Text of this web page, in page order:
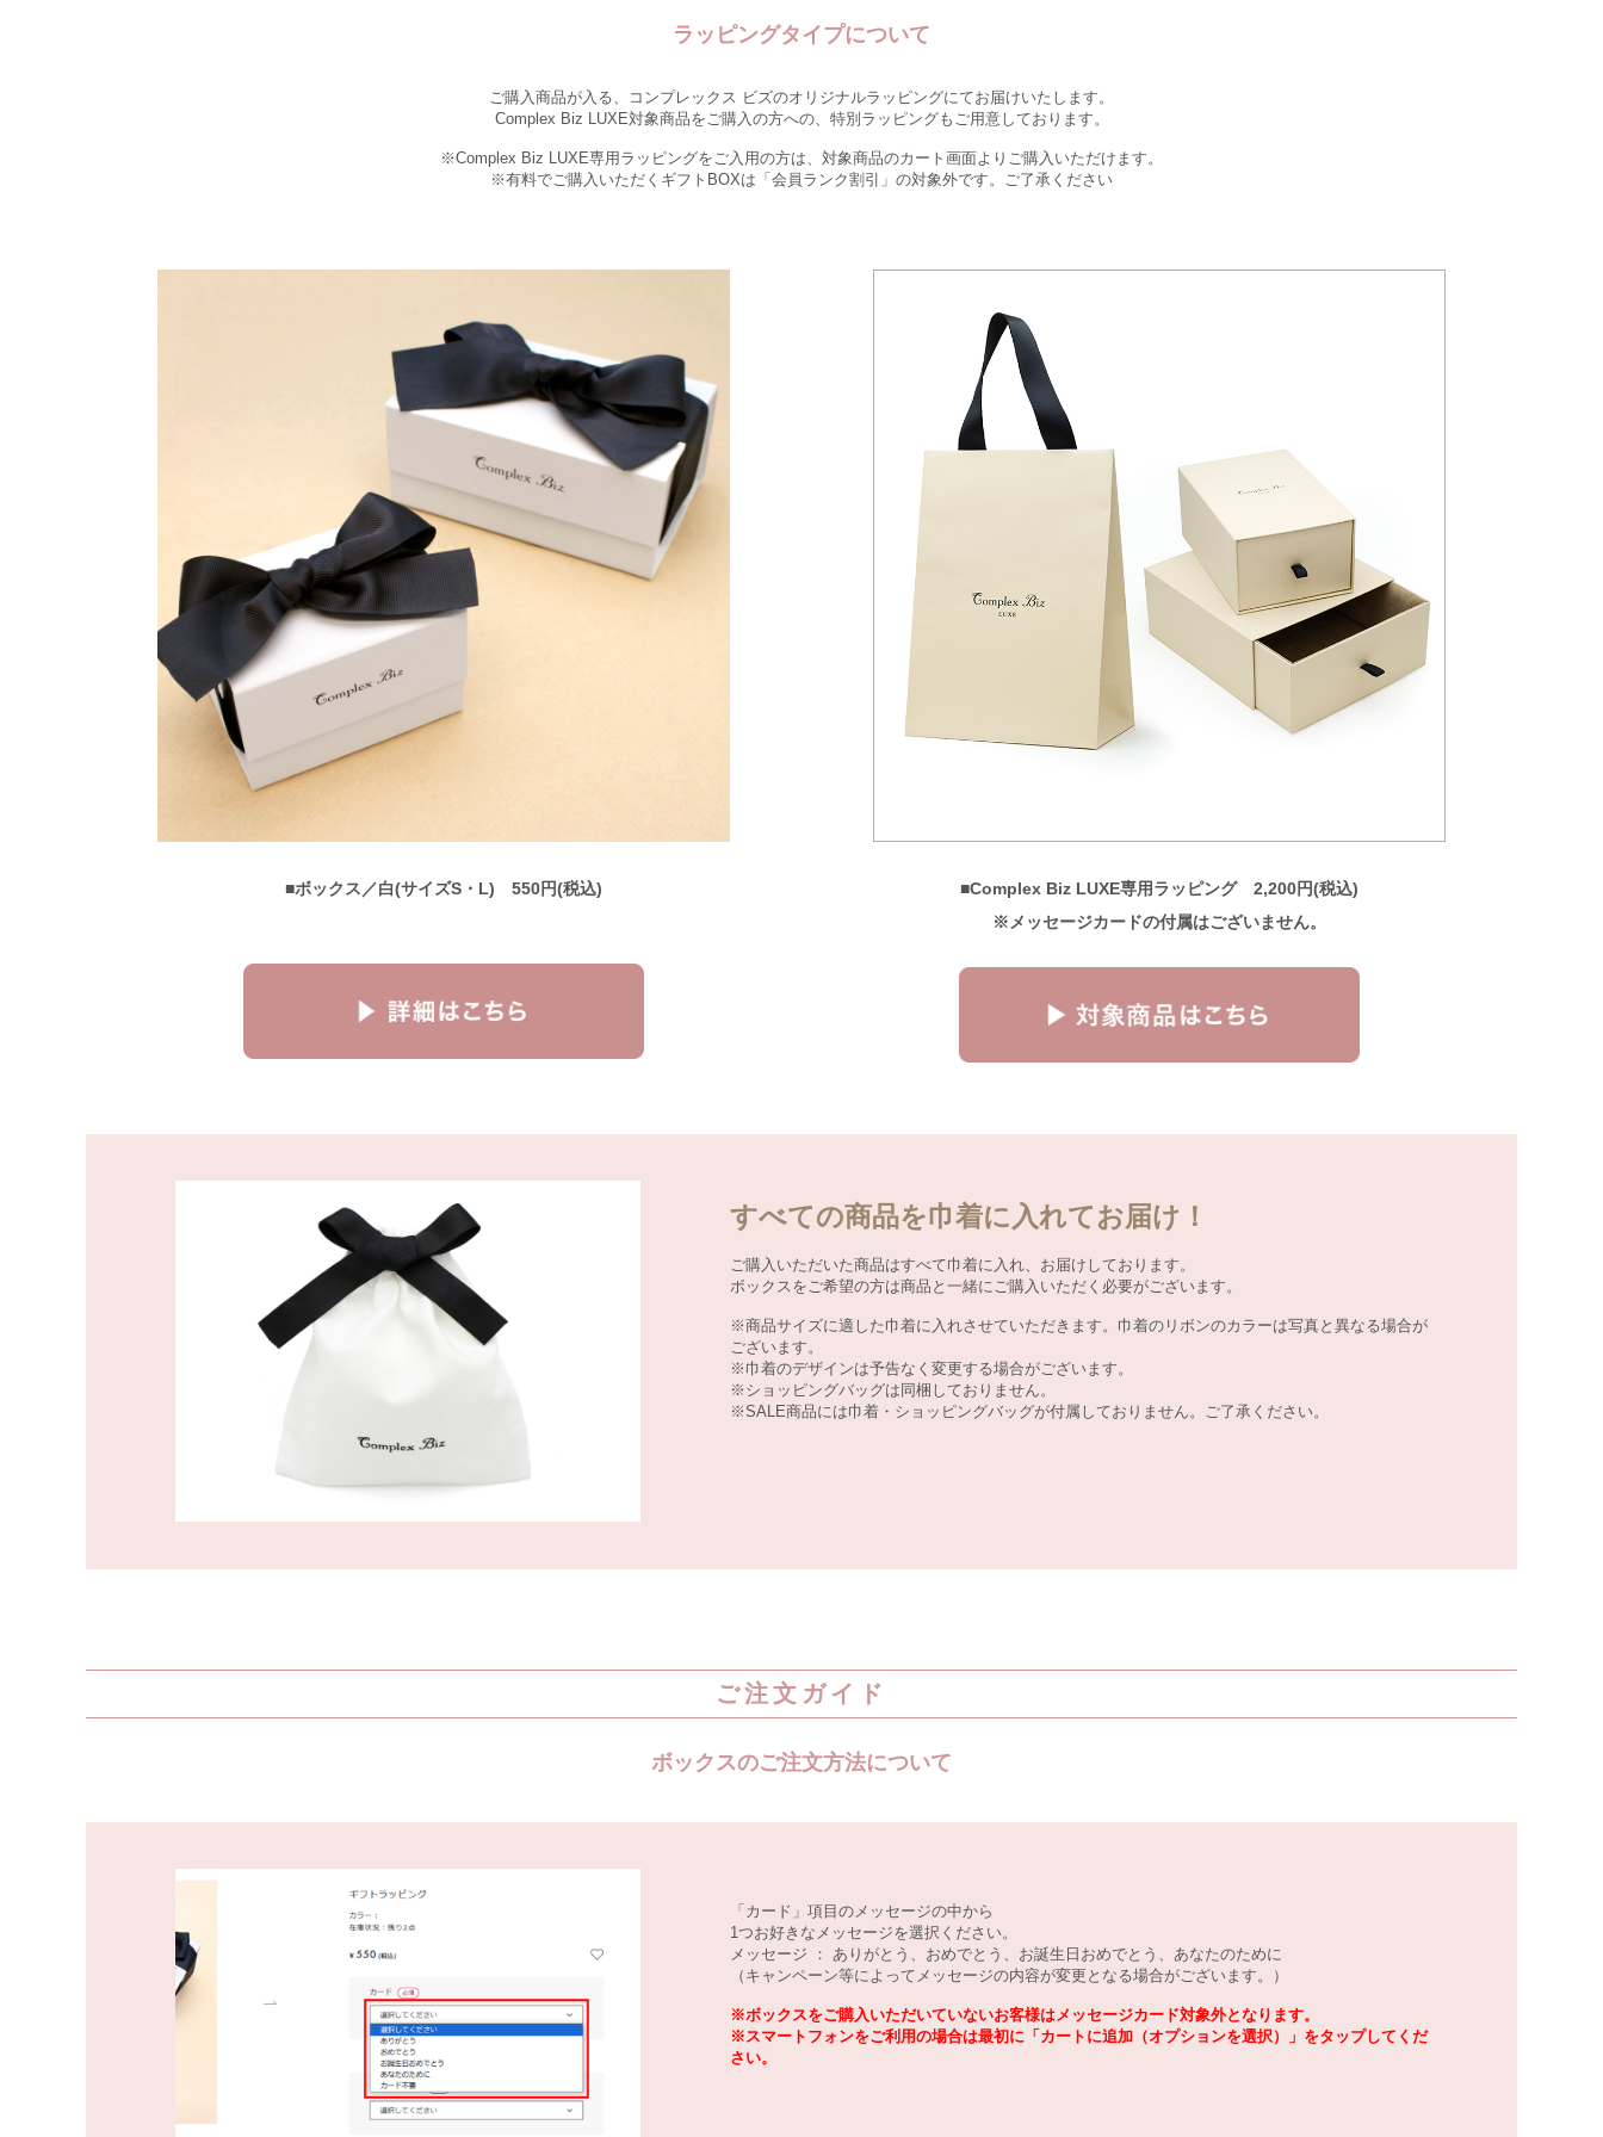
ラッピングタイプについて
ご購入商品が入る、コンプレックス ビズのオリジナルラッピングにてお届けいたします。
Complex Biz LUXE対象商品をご購入の方への、特別ラッピングもご用意しております。
※Complex Biz LUXE専用ラッピングをご入用の方は、対象商品のカート画面よりご購入いただけます。
※有料でご購入いただくギフトBOXは「会員ランク割引」の対象外です。ご了承ください
■ボックス／白(サイズS・L) 550円(税込)
■Complex Biz LUXE専用ラッピング 2,200円(税込)
※メッセージカードの付属はございません。
すべての商品を巾着に入れてお届け！
ご購入いただいた商品はすべて巾着に入れ、お届けしております。
ボックスをご希望の方は商品と一緒にご購入いただく必要がございます。
※商品サイズに適した巾着に入れさせていただきます。巾着のリボンのカラーは写真と異なる場合が
ございます。
※巾着のデザインは予告なく変更する場合がございます。
※ショッピングバッグは同梱しておりません。
※SALE商品には巾着・ショッピングバッグが付属しておりません。ご了承ください。
ご注文ガイド
ボックスのご注文方法について
「カード」項目のメッセージの中から
1つお好きなメッセージを選択ください。
メッセージ ： ありがとう、おめでとう、お誕生日おめでとう、あなたのために
（キャンペーン等によってメッセージの内容が変更となる場合がございます。）
※ボックスをご購入いただいていないお客様はメッセージカード対象外となります。
※スマートフォンをご利用の場合は最初に「カートに追加（オプションを選択）」をタップしてくだ
さい。